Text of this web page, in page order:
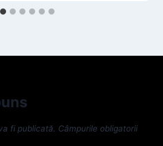
fi publicată. Câmpurile obligatorii